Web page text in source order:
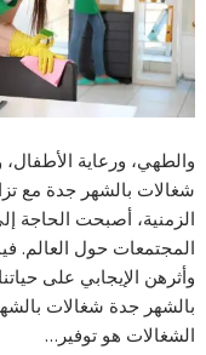
والطهي، ورعاية الأطفال،
شغالات بالشهر جدة مع
الزمنية، أصبحت الحاجة
المجتمعات حول العالم.
وأثرهن الإيجابي على
بالشهر جدة شغالات
الشغالات هو توفير…